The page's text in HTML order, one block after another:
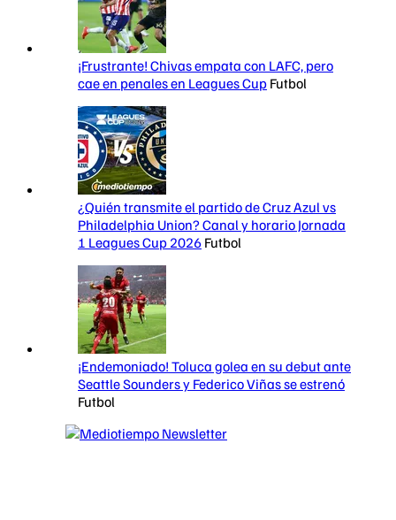
¡Frustrante! Chivas empata con LAFC, pero
cae en penales en Leagues Cup Futbol
¿Quién transmite el partido de Cruz Azul vs
Philadelphia Union? Canal y horario Jornada
1 Leagues Cup 2026 Futbol
¡Endemoniado! Toluca golea en su debut ante
Seattle Sounders y Federico Viñas se estrenó
Futbol